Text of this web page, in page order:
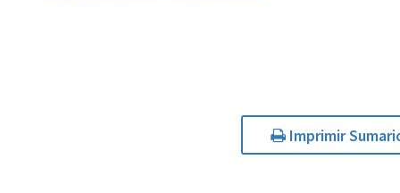
Imprimir